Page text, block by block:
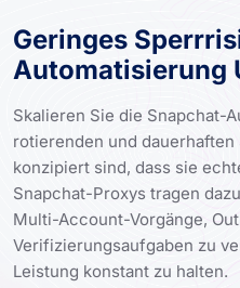
Geringes
Automatisierung
Skalieren Sie die Snapchat-
rotierenden und
konzipiert sind, dass sie
Snapchat-Proxys tragen
Multi-Account-Vorgänge,
Verifizierungsaufgaben zu
Leistung konstant zu halten.